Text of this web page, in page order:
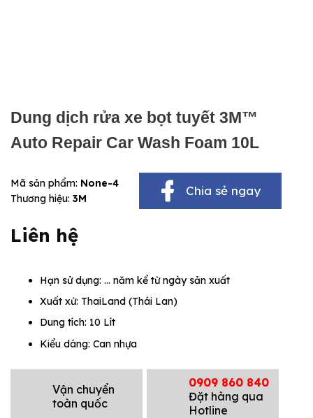
Dung dịch rửa xe bọt tuyết 3M™
Auto Repair Car Wash Foam 10L
Mã sản phẩm: None-4
Thương hiệu: 3M
Chia sẻ ngay
Liên hệ
Hạn sử dụng: … năm kể từ ngày sản xuất
Xuất xứ: ThaiLand (Thái Lan)
Dung tích: 10 Lít
Kiểu dáng: Can nhựa
Vận chuyển
toàn quốc
0909 860 840
Đặt hàng qua
Hotline